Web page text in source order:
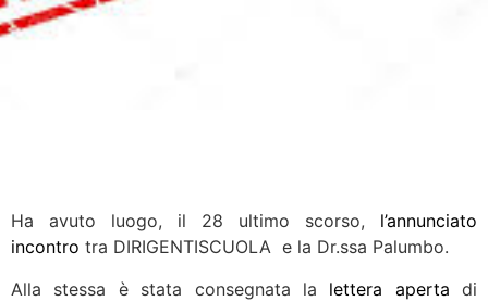
Ha avuto luogo, il 28 ultimo scorso, l’annunciato
incontro tra DIRIGENTISCUOLA e la Dr.ssa Palumbo.
Alla stessa è stata consegnata la lettera aperta di